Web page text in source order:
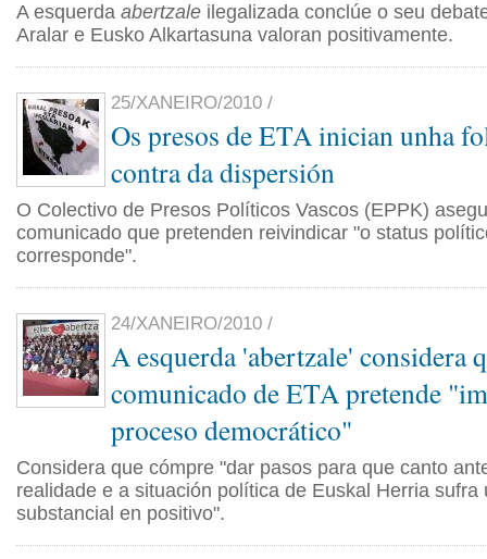
A esquerda abertzale ilegalizada conclúe o seu
Aralar e Eusko Alkartasuna valoran positivamente.
25/XANEIRO/2010 /
Os presos de ETA inician unha
contra da dispersión
O Colectivo de Presos Políticos Vascos (EPPK)
comunicado que pretenden reivindicar "o status
corresponde".
24/XANEIRO/2010 /
A esquerda 'abertzale' considera
comunicado de ETA pretende
proceso democrático"
Considera que cómpre "dar pasos para que canto
realidade e a situación política de Euskal Herria sufra
substancial en positivo".